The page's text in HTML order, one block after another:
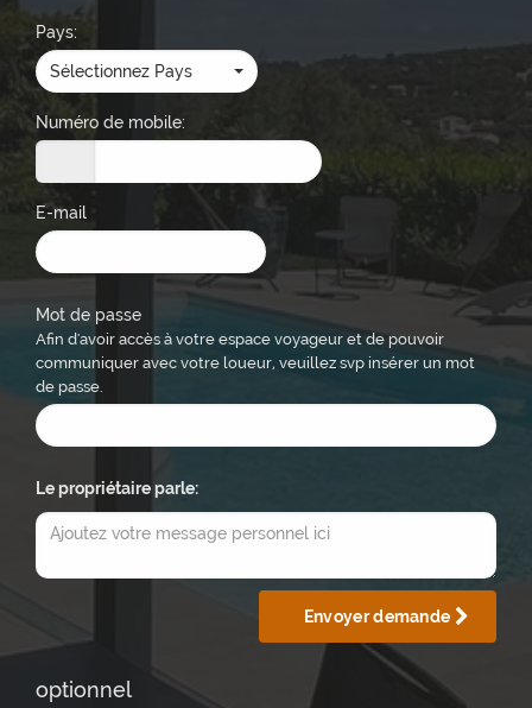
Pays:
Sélectionnez Pays
Numéro de mobile:
E-mail
Mot de passe
Afin d'avoir accès à votre espace voyageur et de pouvoir
communiquer avec votre loueur, veuillez svp insérer un mot
de passe.
Le propriétaire parle:
Envoyer demande
optionnel